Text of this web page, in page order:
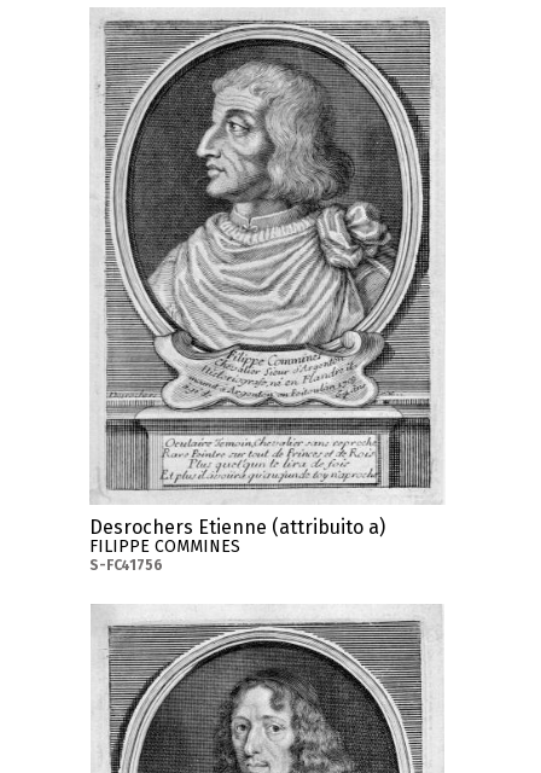
Desrochers Etienne (attribuito a)
FILIPPE COMMINES
S-FC41756